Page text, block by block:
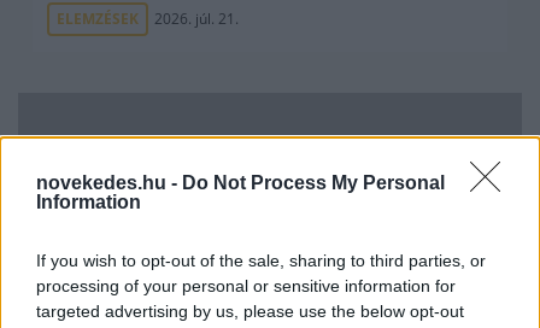
novekedes.hu - Do Not Process My Personal
Information
If you wish to opt-out of the sale, sharing to third parties, or
processing of your personal or sensitive information for
targeted advertising by us, please use the below opt-out
ELEMZÉSEK 2026. júl. 21.